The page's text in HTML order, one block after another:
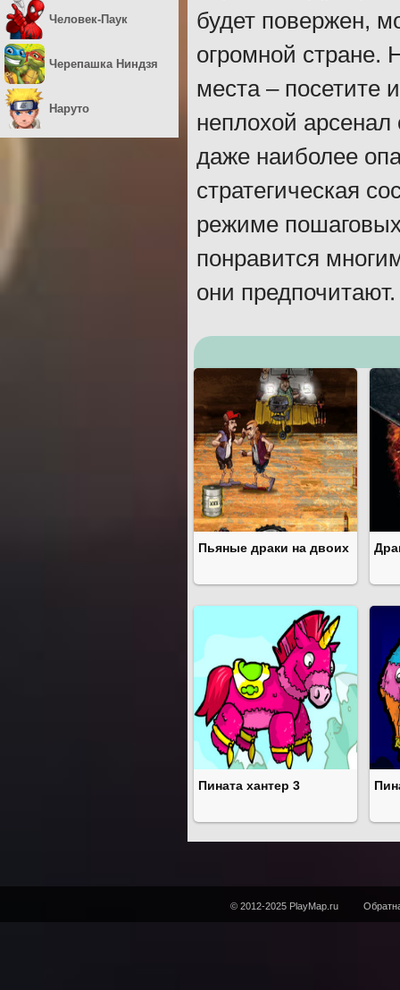
будет повержен,
огромной стране.
места – посетите
неплохой
даже наиболее
стратегическая
режиме
понравится
они предпочитают.
Пьяные драки на двоих
Пината хантер 3
Человек-Паук
Черепашка Ниндзя
Наруто
© 2012-2025 PlayMap.ru